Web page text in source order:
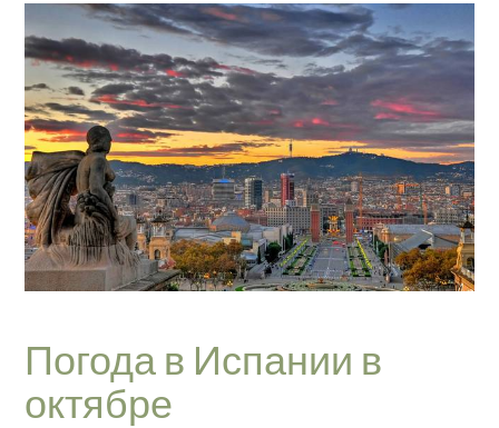
Погода в Испании в
октябре